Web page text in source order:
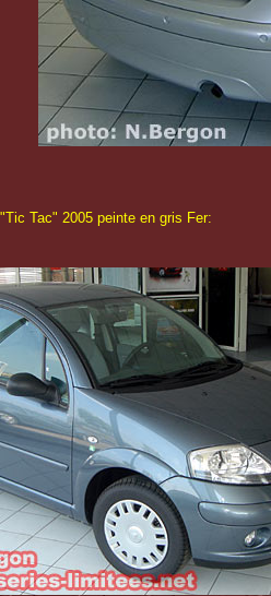
Tac" 2005 peinte en gris Fer: